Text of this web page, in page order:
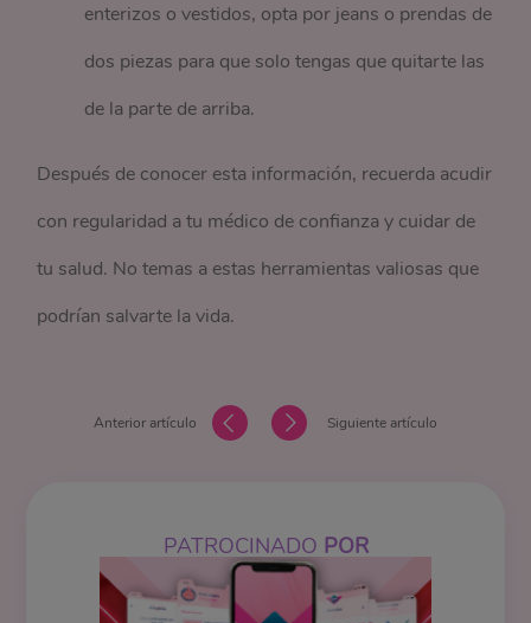
enterizos o vestidos, opta por jeans o prendas de
dos piezas para que solo tengas que quitarte las
de la parte de arriba.
Después de conocer esta información, recuerda acudir
con regularidad a tu médico de confianza y cuidar de
tu salud. No temas a estas herramientas valiosas que
podrían salvarte la vida.
Anterior artículo Siguiente artículo
PATROCINADO POR